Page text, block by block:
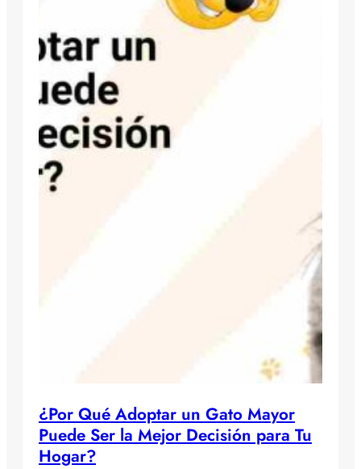
¿Por Qué Adoptar un Gato Mayor
Puede Ser la Mejor Decisión para Tu
Hogar?